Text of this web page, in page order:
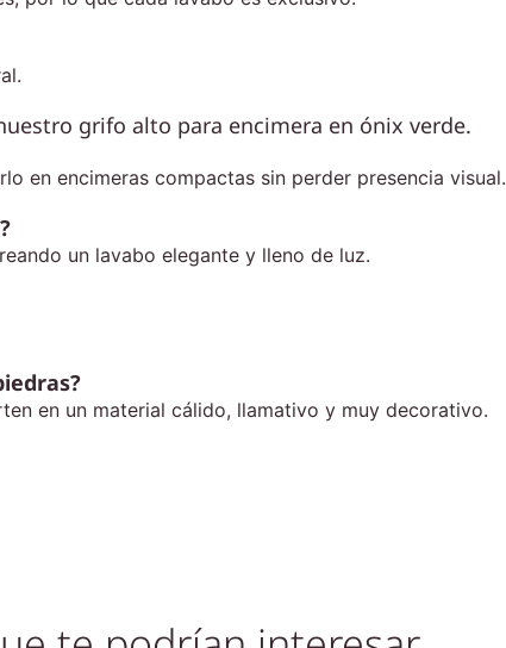
grifo alto para encimera en ónix verde.
en encimeras compactas sin perder presencia visual.
un lavabo elegante y lleno de luz.
en un material cálido, llamativo y muy decorativo.